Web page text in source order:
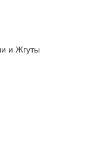
и Жгуты